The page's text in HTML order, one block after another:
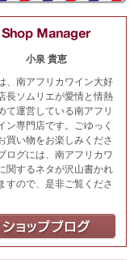
小泉 貴恵
、南アフリカワイン大好
長ソムリエが愛情と情熱
て運営している南アフリ
ン専門店です。ごゆっく
買い物をお楽しみくださ
ログには、南アフリカワ
関するネタが沢山書かれ
すので、是非ご覧くださ